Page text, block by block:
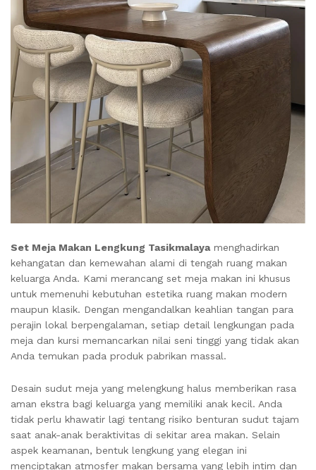
Set Meja Makan Lengkung Tasikmalayamenghadirkan
kehangatan dan kemewahan alami di tengah ruang makan
keluarga Anda. Kami merancang set meja makan ini khusus
untuk memenuhi kebutuhan estetika ruang makan modern
maupun klasik. Dengan mengandalkan keahlian tangan para
perajin lokal berpengalaman, setiap detail lengkungan pada
meja dan kursi memancarkan nilai seni tinggi yang tidak akan
Anda temukan pada produk pabrikan massal.
Desain sudut meja yang melengkung halus memberikan rasa
aman ekstra bagi keluarga yang memiliki anak kecil. Anda
tidak perlu khawatir lagi tentang risiko benturan sudut tajam
saat anak-anak beraktivitas di sekitar area makan. Selain
aspek keamanan, bentuk lengkung yang elegan ini
menciptakan atmosfer makan bersama yang lebih intim dan